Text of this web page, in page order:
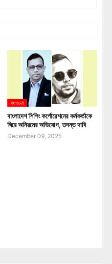
বাংলাদেশ
বাংলাদেশ শিপিং কর্পোরেশনের কর্মকর্তাকে
ঘিরে অনিয়মের অভিযোগ, তদন্ত দাবি
December 09, 2025